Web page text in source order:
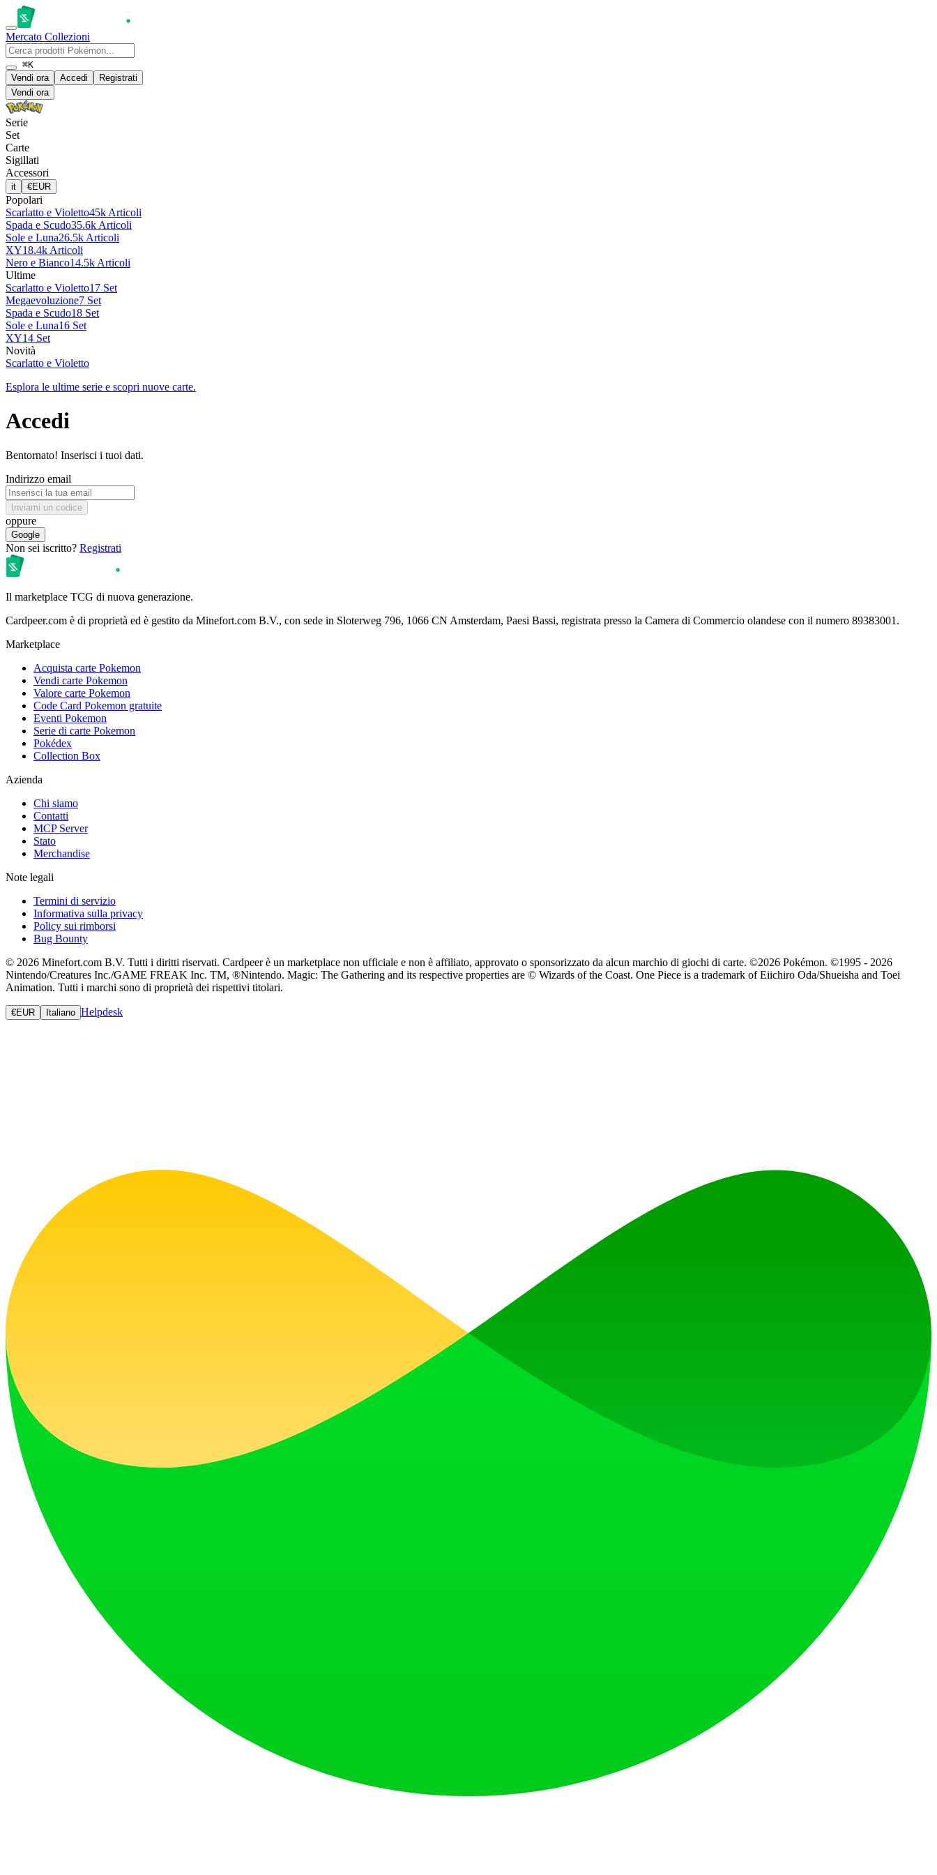
Mercato Collezioni
⌘K
Vendi ora
Accedi
Registrati
Vendi ora
Serie
Set
Carte
Sigillati
Accessori
it €EUR
Popolari
Scarlatto e Violetto45k Articoli
Spada e Scudo35.6k Articoli
Sole e Luna26.5k Articoli
XY18.4k Articoli
Nero e Bianco14.5k Articoli
Ultime
Scarlatto e Violetto17 Set
Megaevoluzione7 Set
Spada e Scudo18 Set
Sole e Luna16 Set
XY14 Set
Novità
Scarlatto e Violetto
Esplora le ultime serie e scopri nuove carte.
Accedi
Bentornato! Inserisci i tuoi dati.
Indirizzo email
Inviami un codice
oppure
Google
Non sei iscritto? Registrati
Il marketplace TCG di nuova generazione.
Cardpeer.com è di proprietà ed è gestito da Minefort.com B.V., con sede in Sloterweg 796, 1066 CN Amsterdam, Paesi Bassi, registrata presso la Camera di Commercio olandese con il numero 89383001.
Marketplace
Acquista carte Pokemon
Vendi carte Pokemon
Valore carte Pokemon
Code Card Pokemon gratuite
Eventi Pokemon
Serie di carte Pokemon
Pokédex
Collection Box
Azienda
Chi siamo
Contatti
MCP Server
Stato
Merchandise
Note legali
Termini di servizio
Informativa sulla privacy
Policy sui rimborsi
Bug Bounty
© 2026 Minefort.com B.V. Tutti i diritti riservati. Cardpeer è un marketplace non ufficiale e non è affiliato, approvato o sponsorizzato da alcun marchio di giochi di carte. ©2026 Pokémon. ©1995 - 2026
Nintendo/Creatures Inc./GAME FREAK Inc. TM, ®Nintendo. Magic: The Gathering and its respective properties are © Wizards of the Coast. One Piece is a trademark of Eiichiro Oda/Shueisha and Toei
Animation. Tutti i marchi sono di proprietà dei rispettivi titolari.
€EUR Italiano Helpdesk